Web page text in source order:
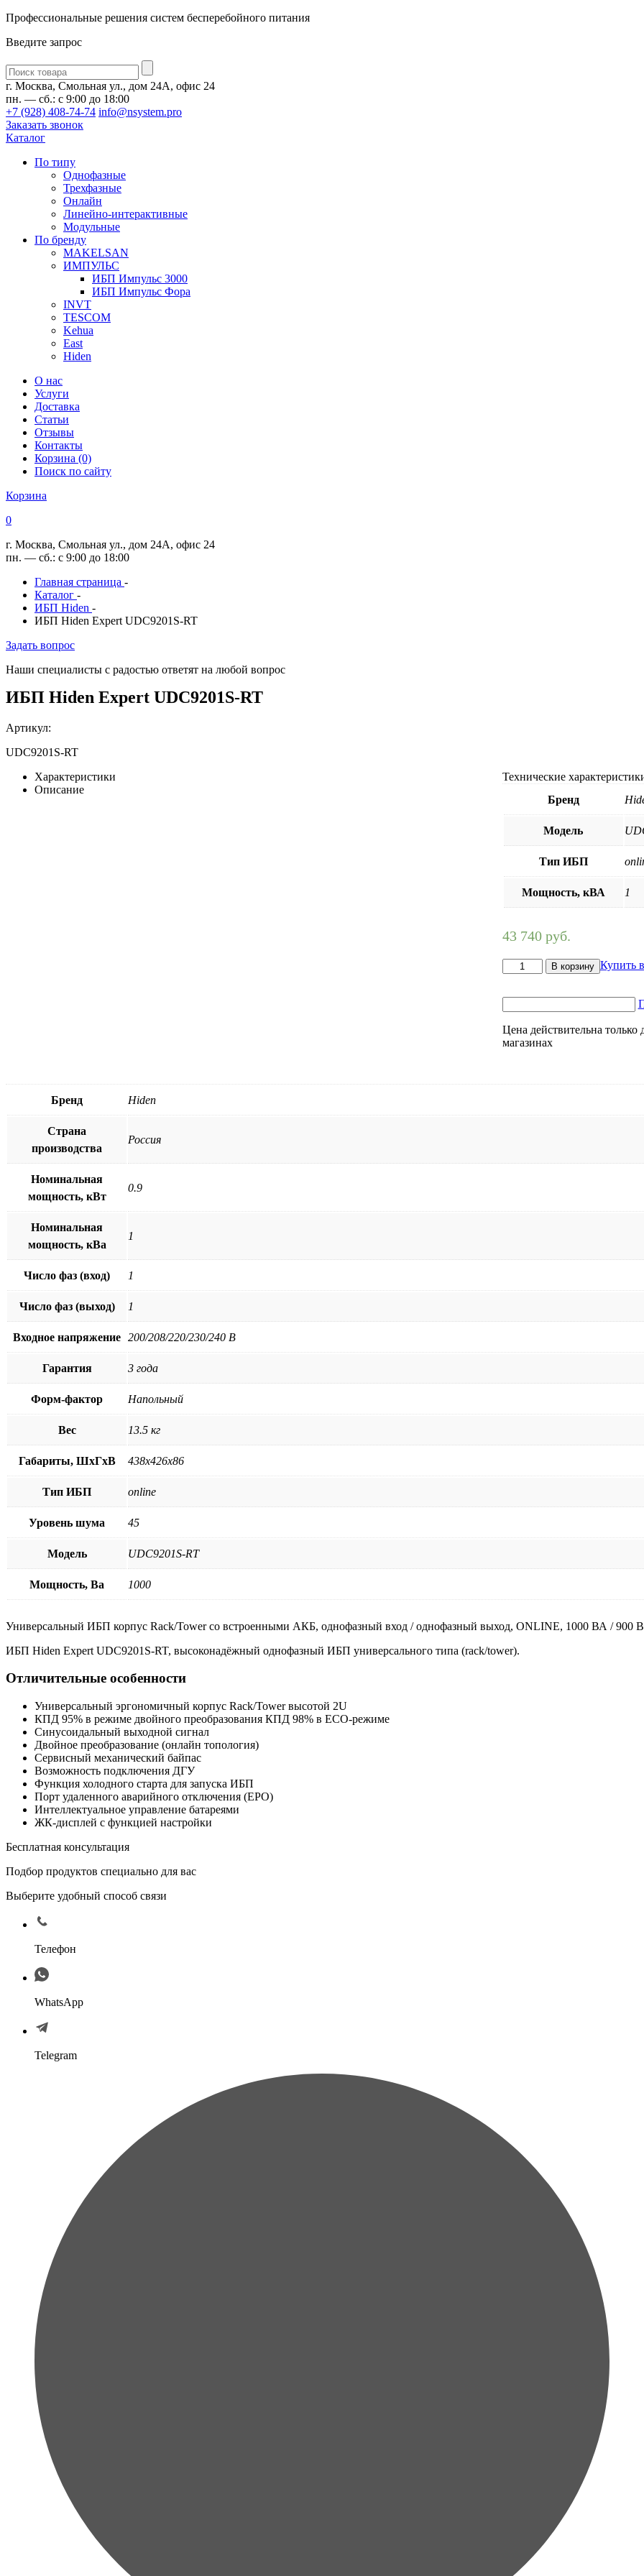
Профессиональные решения систем бесперебойного питания
Введите запрос
Введите
запрос
г. Москва, Смольная ул., дом 24А, офис 24
пн. — сб.: с 9:00 до 18:00
+7 (928) 408-74-74 info@nsystem.pro
Заказать звонок
Каталог
По типу
Однофазные
Трехфазные
Онлайн
Линейно-интерактивные
Модульные
По бренду
MAKELSAN
ИМПУЛЬС
ИБП Импульс 3000
ИБП Импульс Фора
INVT
TESCOM
Kehua
East
Hiden
О нас
Услуги
Доставка
Статьи
Отзывы
Контакты
Корзина (0)
Поиск по сайту
Корзина
0
г. Москва, Смольная ул., дом 24А, офис 24
пн. — сб.: с 9:00 до 18:00
Главная страница -
Каталог -
ИБП Hiden -
ИБП Hiden Expert UDC9201S-RT
Задать вопрос
Наши специалисты с радостью ответят на любой вопрос
ИБП Hiden Expert UDC9201S-RT
Артикул:
UDC9201S-RT
Технические
Бренд
Модель
Тип ИБП
Мощность, кВА 1
43 740руб.
Количество
товара
Expert
UDC9201S-
RT
В корзину Купить
Цена действительна
магазинах
Характеристики
Описание
Бренд Hiden
Страна
производства
Россия
Номинальная
мощность, кВт
0.9
Номинальная
мощность, кВа
1
Число фаз (вход) 1
Число фаз (выход) 1
Входное напряжение 200/208/220/230/240 В
Гарантия 3 года
Форм-фактор Напольный
Вес 13.5 кг
Габариты, ШхГхВ 438х426х86
Тип ИБП online
Уровень шума 45
Модель UDC9201S-RT
Мощность, Ва 1000
Универсальный ИБП корпус Rack/Tower со встроенными АКБ, однофазный вход / однофазный выход, ONLINE, 1000 ВА / 900
ИБП Hiden Expert UDC9201S-RT, высоконадёжный однофазный ИБП универсального типа (rack/tower).
Отличительные особенности
Универсальный эргономичный корпус Rack/Tower высотой 2U
КПД 95% в режиме двойного преобразования КПД 98% в ЕСО-режиме
Синусоидальный выходной сигнал
Двойное преобразование (онлайн топология)
Сервисный механический байпас
Возможность подключения ДГУ
Функция холодного старта для запуска ИБП
Порт удаленного аварийного отключения (EPO)
Интеллектуальное управление батареями
ЖК-дисплей с функцией настройки
Бесплатная консультация
Подбор продуктов специально для вас
Выберите удобный способ связи
Телефон
WhatsApp
Telegram